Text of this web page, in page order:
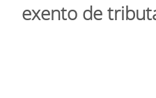
exento de